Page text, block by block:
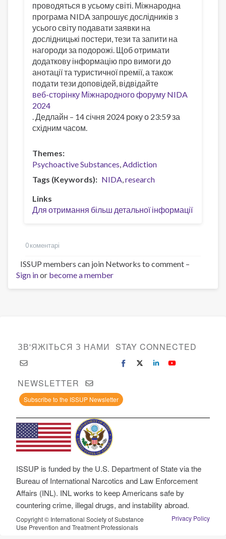
проводяться в усьому світі. Міжнародна
програма NIDA запрошує дослідників з
усього світу подавати заявки на
дослідницькі постери, тези та запити на
нагороди за подорожі. Щоб отримати
додаткову інформацію про вимоги до
анотації та туристичної премії, а також
подати тези доповідей, відвідайте
веб-сторінку Міжнародного форуму NIDA
2024
. Дедлайн – 14 січня 2024 року о 23:59 за
східним часом.
Themes
Psychoactive Substances Addiction
Tags (Keywords)
NIDA research
Links
Для отримання більш детальної інформації
0 коментарі
ISSUP members can join Networks to comment –
Sign inor become a member
ЗВ'ЯЖІТЬСЯ З НАМИ STAY CONNECTED
NEWSLETTER
Subscribe to the ISSUP Newsletter
ISSUP is funded by the U.S. Department of State via the
Bureau of International Narcotics and Law Enforcement
Affairs (INL). INL works to keep Americans safe by
countering crime, illegal drugs, and instability abroad.
Copyright © International Society of Substance
Use Prevention and Treatment Professionals
Privacy Policy